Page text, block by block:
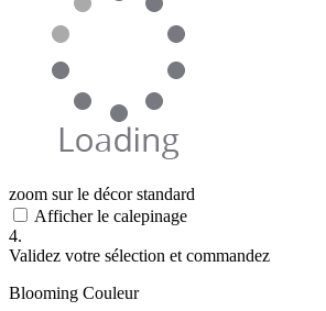
zoom sur le décor standard
Afficher le calepinage
4.
Validez votre sélection et commandez
Blooming Couleur